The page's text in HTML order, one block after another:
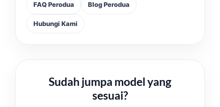
FAQ Perodua Blog Perodua
Hubungi Kami
Sudah jumpa model yang
sesuai?